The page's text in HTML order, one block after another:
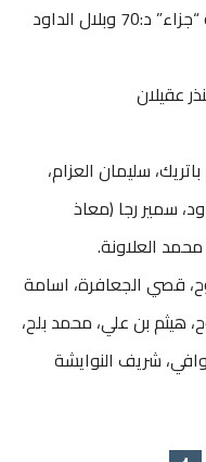
الأهداف: سجل للحسين محمد العلاونة “جزاء” د:70 وبلال الداود
عقيلان
سليمان العزام،
سمير رجا (معاذ
العلاونة.
قصي الجعافرة، اسامة
هيثم بن علي، محمد بلح،
شريف النوايشة